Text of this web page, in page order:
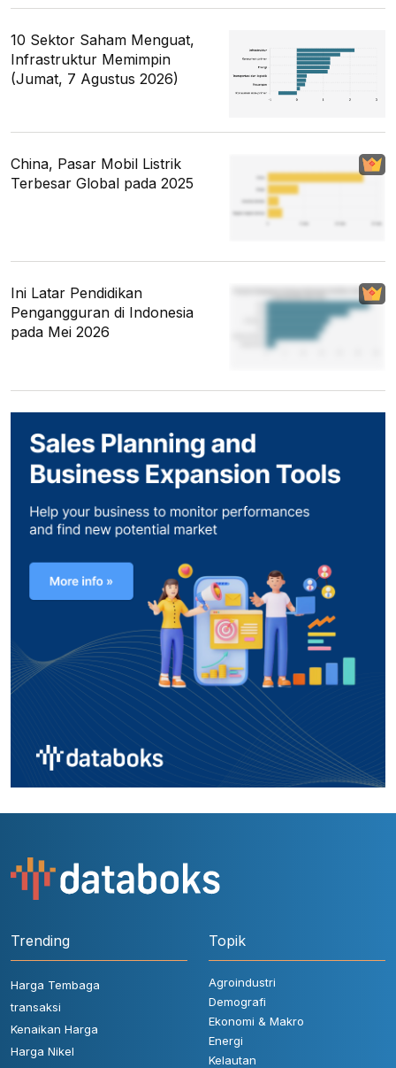
10 Sektor Saham Menguat,
Infrastruktur Memimpin
(Jumat, 7 Agustus 2026)
China, Pasar Mobil Listrik
Terbesar Global pada 2025
Ini Latar Pendidikan
Pengangguran di Indonesia
pada Mei 2026
Trending
Harga Tembaga
transaksi
Kenaikan Harga
Harga Nikel
Topik
Agroindustri
Demografi
Ekonomi & Makro
Energi
Kelautan